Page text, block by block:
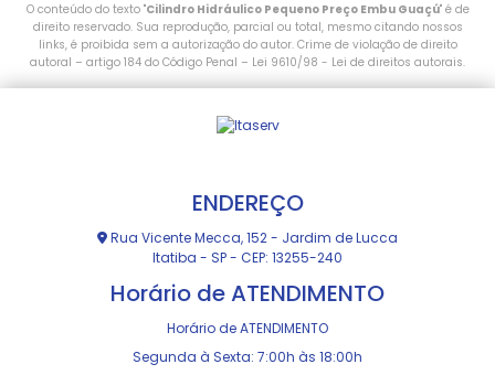
O conteúdo do texto "Cilindro Hidráulico Pequeno Preço Embu Guaçú" é de
direito reservado. Sua reprodução, parcial ou total, mesmo citando nossos
links, é proibida sem a autorização do autor. Crime de violação de direito
autoral – artigo 184 do Código Penal – Lei 9610/98 - Lei de direitos autorais.
ENDEREÇO
Rua Vicente Mecca, 152 - Jardim de Lucca
Itatiba - SP - CEP: 13255-240
Horário de ATENDIMENTO
Horário de ATENDIMENTO
Segunda à Sexta: 7:00h às 18:00h